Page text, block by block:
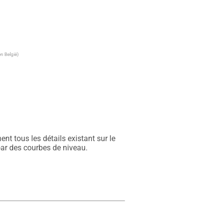
België)
tous les détails existant sur le
des courbes de niveau.